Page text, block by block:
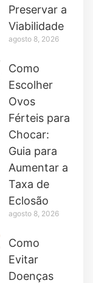
Preservar a
Viabilidade
agosto 8, 2026
Como
Escolher
Ovos
Férteis para
Chocar:
Guia para
Aumentar a
Taxa de
Eclosão
agosto 8, 2026
Como
Evitar
Doenças